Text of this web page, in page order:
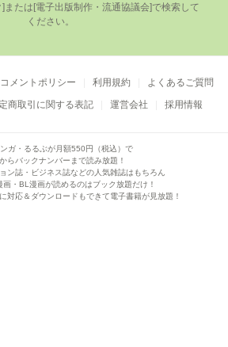
ください。
コメントポリシー 利用規約
よくあるご質問
商取引に関する表記 運営会社 採用情報
ガ・るるぶが月額550円（税込）で
らバックナンバーまで読み放題！
ン誌・ビジネス誌などの人気雑誌はもちろん
・BL漫画が読めるのはブック放題だけ！
対応＆ダウンロードもできて電子書籍が見放題！